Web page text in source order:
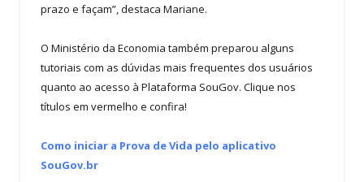
prazo e façam”, destaca Mariane.
O Ministério da Economia também preparou alguns
tutoriais com as dúvidas mais frequentes dos usuários
quanto ao acesso à Plataforma SouGov. Clique nos
títulos em vermelho e confira!
Como iniciar a Prova de Vida pelo aplicativo
SouGov.br